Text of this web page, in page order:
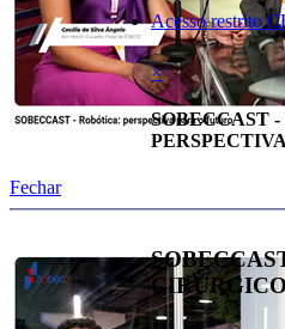
Acesso restrito
×
SOBECCAST
Fechar
CIRÚRGICO